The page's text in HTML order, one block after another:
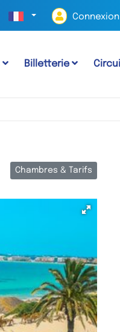
Billetterie
Chambres & Tarifs